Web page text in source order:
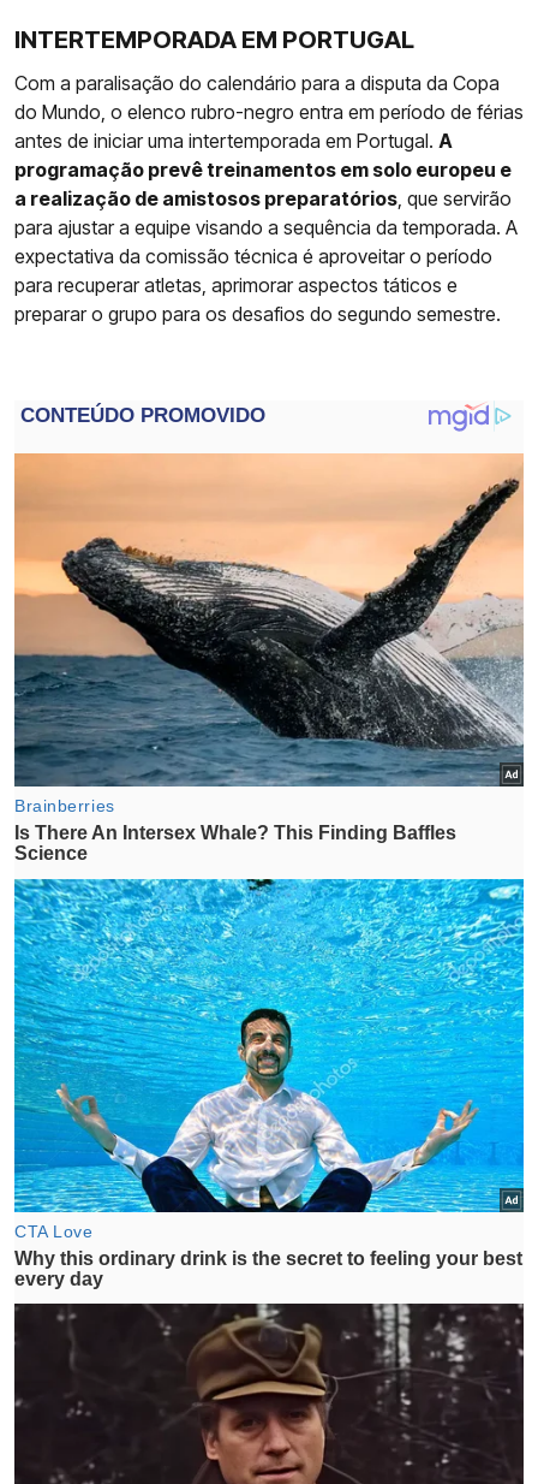
INTERTEMPORADA EM PORTUGAL
Com a paralisação do calendário para a disputa da Copa
do Mundo, o elenco rubro-negro entra em período de férias
antes de iniciar uma intertemporada em Portugal. A
programação prevê treinamentos em solo europeu e
a realização de amistosos preparatórios , que servirão
para ajustar a equipe visando a sequência da temporada. A
expectativa da comissão técnica é aproveitar o período
para recuperar atletas, aprimorar aspectos táticos e
preparar o grupo para os desafios do segundo semestre.